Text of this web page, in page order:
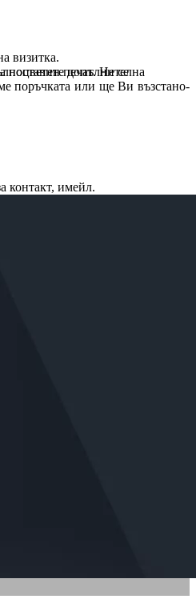
визитка.
поставите допълнителна
печат. Не се
поръчката или ще Ви възста­но­
контакт, имейл.